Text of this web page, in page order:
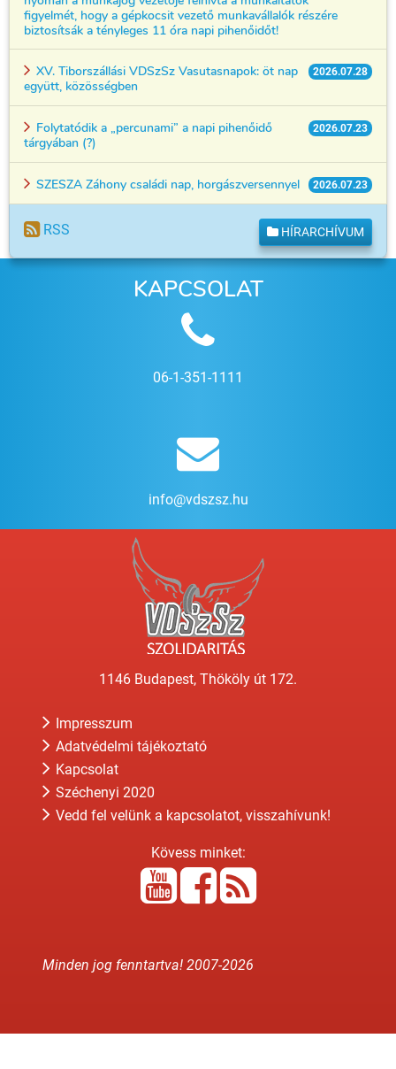
figyelmét, hogy a gépkocsit vezető munkavállalók részére
biztosítsák a tényleges 11 óra napi pihenőidőt!
2026.07.28
XV. Tiborszállási VDSzSz Vasutasnapok: öt nap
együtt, közösségben
2026.07.23
Folytatódik a „percunami” a napi pihenőidő
tárgyában (?)
2026.07.23
SZESZA Záhony családi nap, horgászversennyel
RSS HÍRARCHÍVUM
KAPCSOLAT
06-1-351-1111
info@vdszsz.hu
1146 Budapest, Thököly út 172.
Impresszum
Adatvédelmi tájékoztató
Kapcsolat
Széchenyi 2020
Vedd fel velünk a kapcsolatot, visszahívunk!
Kövess minket:
Minden jog fenntartva! 2007-2026